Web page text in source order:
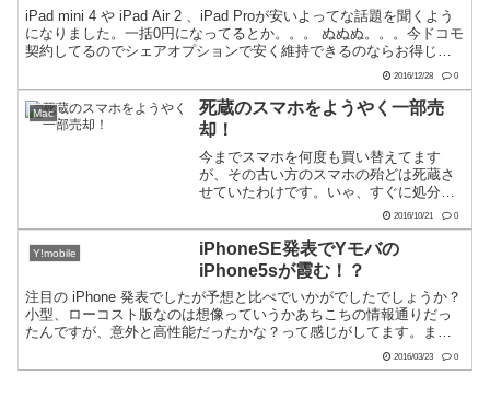
iPad mini 4 や iPad Air 2 、iPad Proが安いよってな話題を聞くよう
になりました。一括0円になってるとか。。。 ぬぬぬ。。。今ドコモ
契約してるのでシェアオプションで安く維持できるのならお得じゃ
2016/12/28 0
Mac
死蔵のスマホをようやく一部売
却！
今までスマホを何度も買い替えてます
が、その古い方のスマホの殆どは死蔵さ
せていたわけです。いゃ、すぐに処分し
ようとは思いつつもズルズルと… ガジェ
オタっていうかスマホヲタではないと思
っているんですが、何か用途があるだろ
う。とか嫁や親がスマホ壊...
2016/10/21 0
Y!mobile
iPhoneSE発表でYモバの
iPhone5sが霞む！？
注目の iPhone 発表でしたが予想と比べでいかがでしたでしょうか？
小型、ローコスト版なのは想像っていうかあちこちの情報通りだっ
たんですが、意外と高性能だったかな？って感じがしてます。ま
2016/03/23 0